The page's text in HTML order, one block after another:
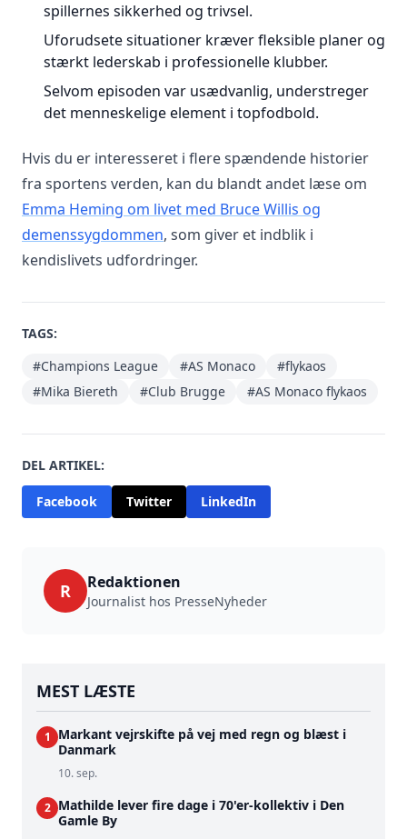
spillernes sikkerhed og trivsel.
Uforudsete situationer kræver fleksible planer og
stærkt lederskab i professionelle klubber.
Selvom episoden var usædvanlig, understreger
det menneskelige element i topfodbold.
Hvis du er interesseret i flere spændende historier
fra sportens verden, kan du blandt andet læse om
Emma Heming om livet med Bruce Willis og
demenssygdommen, som giver et indblik i
kendislivets udfordringer.
TAGS:
#Champions League
#AS Monaco
#flykaos
#Mika Biereth
#Club Brugge #AS Monaco flykaos
DEL ARTIKEL:
Facebook Twitter LinkedIn
R Redaktionen
Journalist hos PresseNyheder
MEST LÆSTE
1
Markant vejrskifte på vej med regn og blæst i
Danmark
10. sep.
2 Mathilde lever fire dage i 70'er-kollektiv i Den
Gamle By